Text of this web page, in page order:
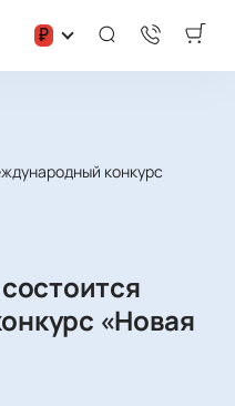
₽
конкурс
«Новая